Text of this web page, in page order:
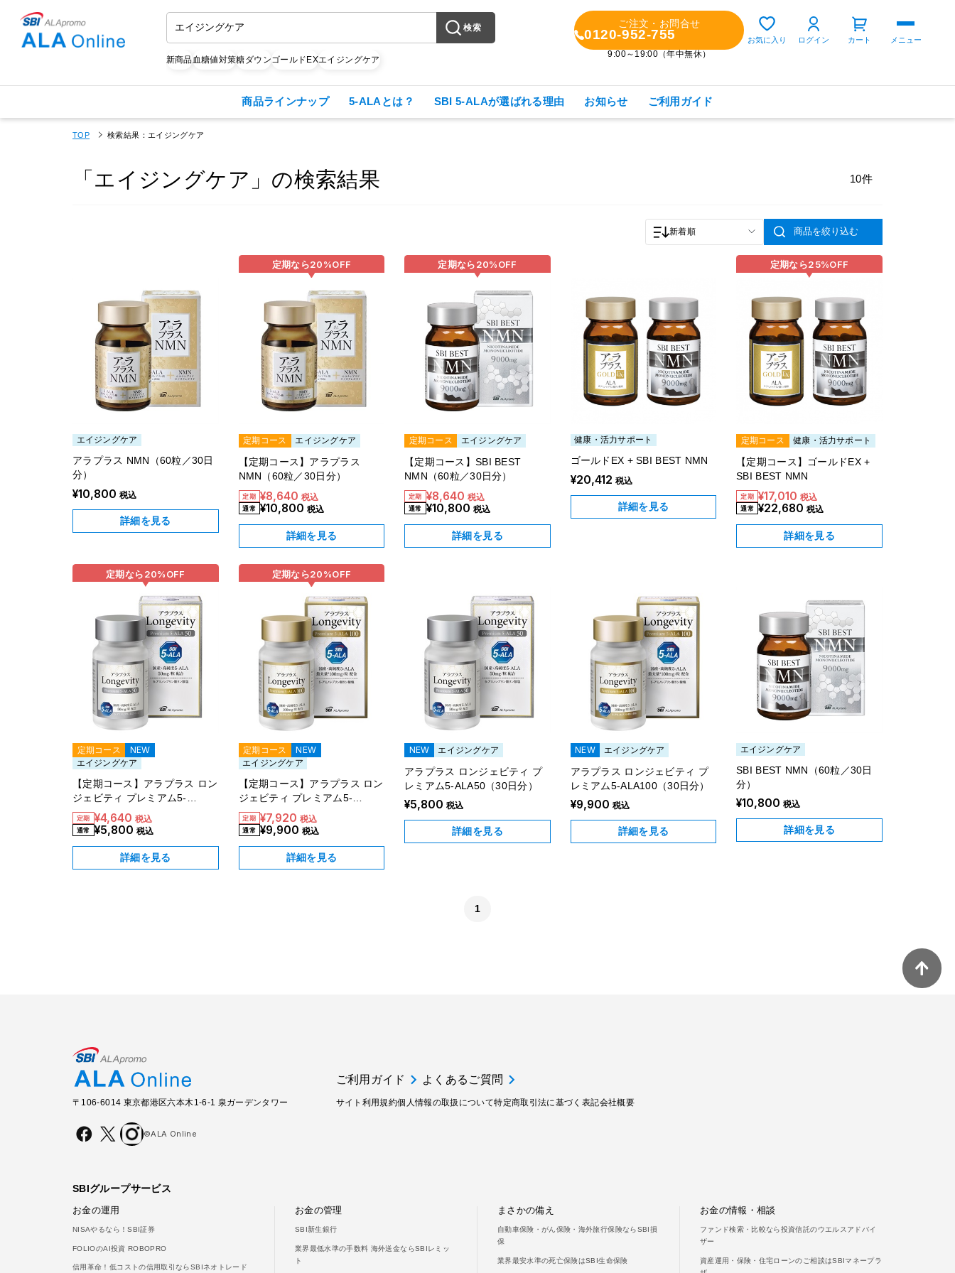
検索
新商品血糖値対策糖ダウンゴールドEXエイジングケア
ご注文・お問合せ
0120-952-755
9:00～19:00（年中無休）
お気に入り ログイン カート メニュー
商品ラインナップ 5-ALAとは？ SBI 5-ALAが選ばれる理由 お知らせ ご利用ガイド
ゲスト 様
お気に入り お知らせ
商品カテゴリから探す
健康食品(サプリメント)
スキンケア
食品・飲料
ヘアケア
商品について
5-ALAとは？
SBI 5-ALAが選ばれる理由
ご利用ガイド
よくあるご質問
TOP 検索結果：エイジングケア
「エイジングケア」の検索結果 10件
新着順 商品を絞り込む
エイジングケア
アラプラス NMN（60粒／30日
分）
¥10,800 税込
詳細を見る
定期なら20%OFF
定期コース エイジングケア
【定期コース】アラプラス
NMN（60粒／30日分）
¥8,640 税込
¥10,800 税込
詳細を見る
定期なら20%OFF
定期コース エイジングケア
【定期コース】SBI BEST
NMN（60粒／30日分）
¥8,640 税込
¥10,800 税込
詳細を見る
健康・活力サポート
ゴールドEX + SBI BEST NMN
¥20,412 税込
詳細を見る
定期なら25%OFF
定期コース 健康・活力サポート
【定期コース】ゴールドEX +
SBI BEST NMN
¥17,010 税込
¥22,680 税込
詳細を見る
定期なら20%OFF
定期コース
NEW
エイジングケア
【定期コース】アラプラス ロン
ジェビティ プレミアム5-
ALA50（30日分）20％OFF
¥4,640 税込
¥5,800 税込
詳細を見る
定期なら20%OFF
定期コース
NEW
エイジングケア
【定期コース】アラプラス ロン
ジェビティ プレミアム5-
ALA100（30日分）20％OFF
¥7,920 税込
¥9,900 税込
詳細を見る
NEW エイジングケア
アラプラス ロンジェビティ プ
レミアム5-ALA50（30日分）
¥5,800税込
詳細を見る
NEW エイジングケア
アラプラス ロンジェビティ プ
レミアム5-ALA100（30日分）
¥9,900 税込
詳細を見る
エイジングケア
SBI BEST NMN（60粒／30日
分）
¥10,800税込
詳細を見る
1
〒106-6014 東京都港区六本木1-6-1 泉ガーデンタワー
ご利用ガイド よくあるご質問
サイト利用規約個人情報の取扱について特定商取引法に基づく表記会社概要
©ALA Online
SBIグループサービス
お金の運用
NISAやるなら！SBI証券
FOLIOのAI投資 ROBOPRO
信用革命！低コストの信用取引ならSBIネオトレード
お金の管理
SBI新生銀行
業界最低水準の手数料 海外送金ならSBIレミッ
ト
まさかの備え
自動車保険・がん保険・海外旅行保険ならSBI損
保
業界最安水準の死亡保険はSBI生命保険
お金の情報・相談
ファンド検索・比較なら投資信託のウエルスアドバイ
ザー
資産運用・保険・住宅ローンのご相談はSBIマネープラ